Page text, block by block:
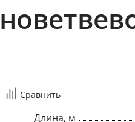
Сравнить
Длина, м